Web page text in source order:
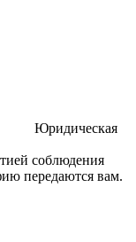
Юридическая
соблюдения
передаются вам.